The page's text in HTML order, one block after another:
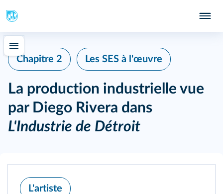
Chapitre 2 Les SES à l'œuvre
La production industrielle vue
par Diego Rivera dans
L'Industrie de Détroit
L'artiste